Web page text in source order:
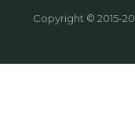
Copyright © 2015-